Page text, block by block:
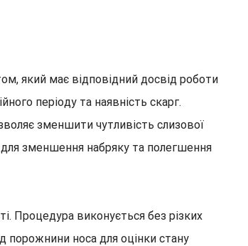
який має відповідний досвід роботи
періоду та наявність скарг.
зменшити чутливість слизової
зменшення набряку та полегшення
Процедура виконується без різких
порожнини носа для оцінки стану